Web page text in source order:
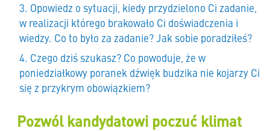
Opowiedz o sytuacji, kiedy przydzielono Ci zadanie,
w realizacji którego brakowało Ci doświadczenia i
wiedzy. Co to było za zadanie? Jak sobie poradziłeś?
Czego dziś szukasz? Co powoduje, że w
poniedziałkowy poranek dźwięk budzika nie kojarzy Ci
się z przykrym obowiązkiem?
Pozwól kandydatowi poczuć klimat